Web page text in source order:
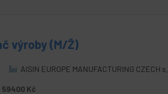
výroby (M/Ž)
AISIN EUROPE MANUFACTURING CZECH
59400 Kč